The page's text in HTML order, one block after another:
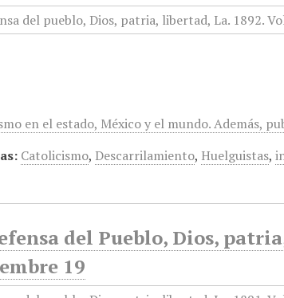
en el estado, México y el mundo. Además,
Catolicismo, Descarrilamiento, Huelguistas,
del Pueblo, Dios,
19